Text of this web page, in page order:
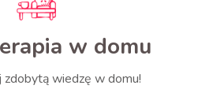
w domu
wiedzę w domu!